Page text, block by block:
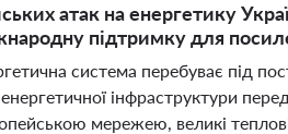
атак на енергетику
підтримку для
система перебуває під
інфраструктури
мережею, великі